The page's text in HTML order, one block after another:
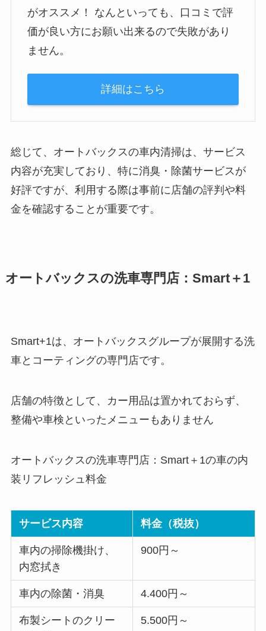
がオススメ！ なんといっても、口コミで評
価が良い方にお願い出来るので失敗があり
ません。
詳細はこちら
総じて、オートバックスの車内清掃は、サービス
内容が充実しており、特に消臭・除菌サービスが
好評ですが、利用する際は事前に店舗の評判や料
金を確認することが重要です。
オートバックスの洗車専門店：Smart＋1
Smart+1は、オートバックスグループが展開する洗
車とコーティングの専門店です。
店舗の特徴として、カー用品は置かれておらず、
整備や車検といったメニューもありません
オートバックスの洗車専門店：Smart＋1の車の内
装リフレッシュ料金
サービス内容 料金（税抜）
車内の掃除機掛け、
内窓拭き
900円～
車内の除菌・消臭 4.400円～
布製シートのクリー
5.500円～